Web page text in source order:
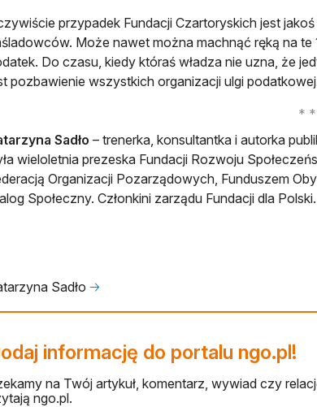
przypadek Fundacji Czartoryskich jest
Może nawet można machnąć ręką na
Do czasu, kiedy któraś władza nie uzna, że
pozbawienie wszystkich organizacji ulgi
Sadło – trenerka, konsultantka i autorka
wieloletnia prezeska Fundacji Rozwoju
Organizacji Pozarządowych, Funduszem
Społeczny. Członkini zarządu Fundacji dla Polski.
Sadło 🡢
informację do portalu ngo.pl!
na Twój artykuł, komentarz, wywiad czy
ngo.pl.